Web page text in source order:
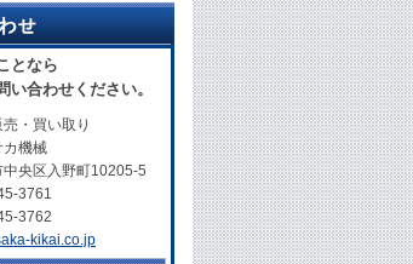
となら
い合わせください。
・買い取り
カ機械
央区入野町10205-5
3761
3762
kikai.co.jp